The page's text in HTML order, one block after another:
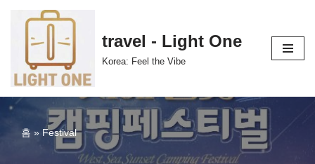
츠
로
건
travel - Light One
Korea: Feel the Vibe
홈 » Festival